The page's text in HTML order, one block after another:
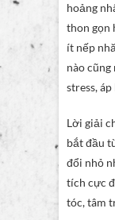
hoảng
thon gọn
ít nếp
nào
stress, áp
Lời giải
bắt đầu
đổi nhỏ
tích cực
tóc, tâm